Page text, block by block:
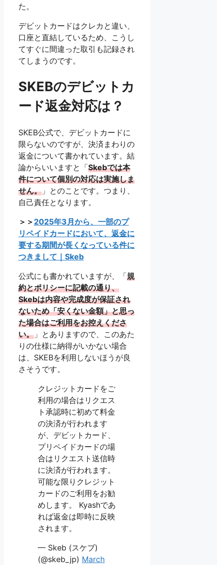
た。
デビットカードはクレカと違い、
口座と直結しているため、こうし
てすぐに間違った取引も記録され
てしまうのです。
SKEBのデビットカ
ード返金対応は？
SKEB公式で、デビットカードに
限らないのですが、決済まわりの
返金について書かれています。結
論からいいますと「Skebでは本
件について個別の対応は実施しま
せん。 」とのことです。つまり、
自己責任となります。
＞＞ 2025年3月から、一部のプ
リペイドカードにおいて、返金に
要する期間が長くなっている件に
つきまして｜Skeb
公式にも書かれていますが、「規
約とポリシーに記載の通り、
Skebは内容や完成度が保証され
ないため「安くない金額」と思っ
た場合はご利用をお控えくださ
い。 」とありますので、このあた
りの仕様に納得がいかない場合
は、SKEBを利用しないほうが良
さそうです。
クレジットカードをご
利用の場合はリクエス
ト承認時に初めて料金
の決済が行われます
が、デビットカード、
プリペイドカードの場
合はリクエスト送信時
に決済が行われます。
可能な限りクレジット
カードのご利用をお勧
めします。 Kyashであ
れば返金は即時に反映
されます。
— Skeb (スケブ)
(@skeb_jp) March